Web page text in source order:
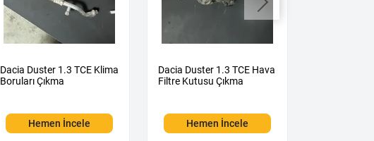
Dacia Duster 1.3 TCE Klima
Boruları Çıkma
Hemen İncele
Dacia Duster 1.3 TCE Hava
Filtre Kutusu Çıkma
Hemen İncele